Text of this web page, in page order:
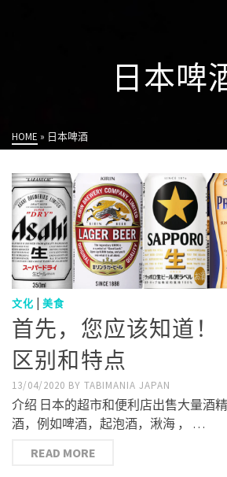
日本啤
HOME » 日本啤酒
文化 | 美食
首先，您应该知道！
区别和特点
13/04/2020 BY TABIMANIA JAPAN
介绍 日本的超市和便利店出售大量酒
酒，例如啤酒，起泡酒，湫海 ， …
READ MORE